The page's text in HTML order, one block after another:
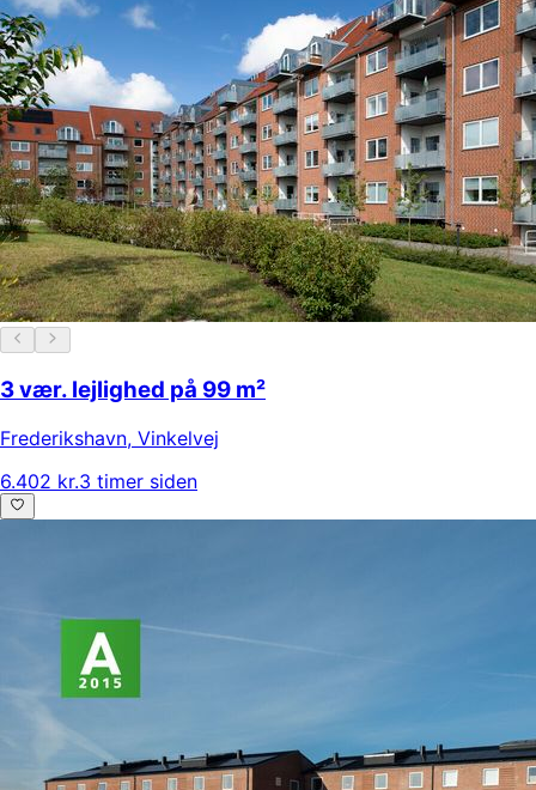
3 vær. lejlighed på 99 m²
Frederikshavn, Vinkelvej
6.402 kr.3 timer siden